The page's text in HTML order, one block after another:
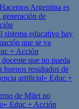
Argentina es
de
sistema educativo hay
que se va
+ Acción
que no pueda
buenos resultados de
artificial» Educ +
de Milei no
Educ + Acción